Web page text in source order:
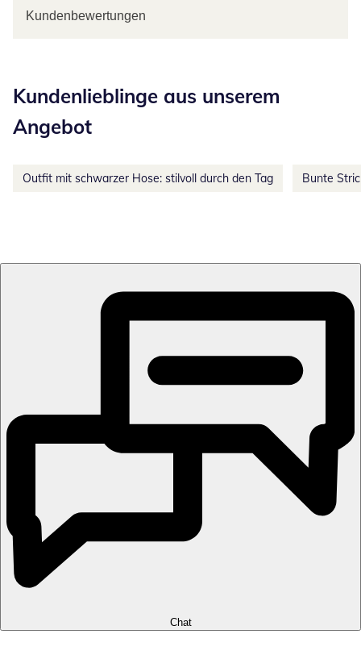
Kundenbewertungen
Kundenlieblinge aus unserem
Angebot
Outfit mit schwarzer Hose: stilvoll durch den Tag Bunte
Chat